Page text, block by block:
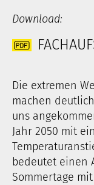
Download:
Die extremen
machen
uns
Jahr 2050 mit
bedeutet einen
Sommertage